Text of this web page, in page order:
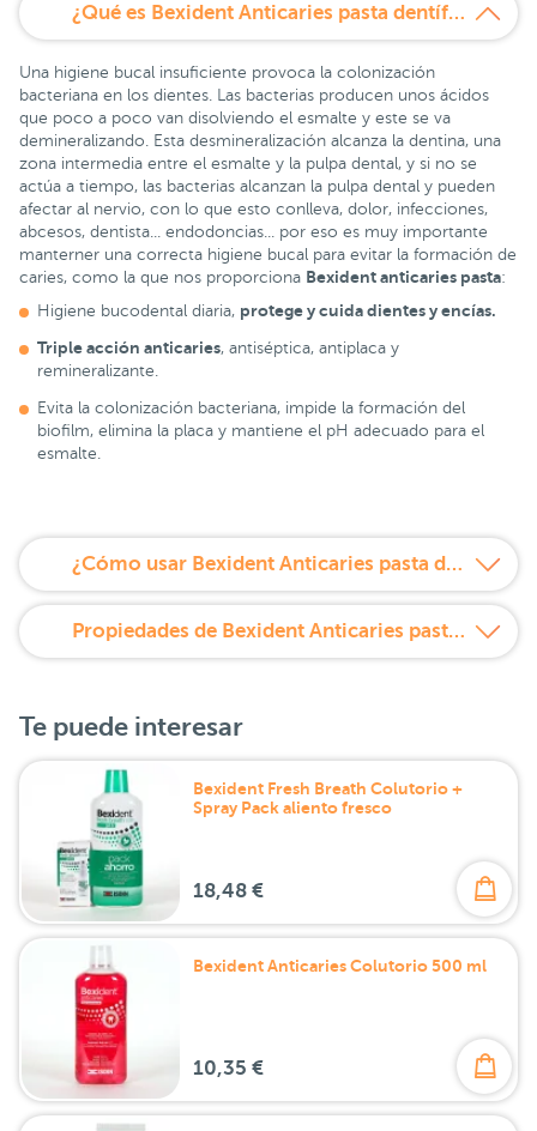
¿Qué es Bexident Anticaries pasta dentífrica 125 ml?
Una higiene bucal insuficiente provoca la colonización
bacteriana en los dientes. Las bacterias producen unos ácidos
que poco a poco van disolviendo el esmalte y este se va
demineralizando. Esta desmineralización alcanza la dentina, una
zona intermedia entre el esmalte y la pulpa dental, y si no se
actúa a tiempo, las bacterias alcanzan la pulpa dental y pueden
afectar al nervio, con lo que esto conlleva, dolor, infecciones,
abcesos, dentista... endodoncias... por eso es muy importante
manterner una correcta higiene bucal para evitar la formación de
caries, como la que nos proporciona Bexident anticaries pasta:
Higiene bucodental diaria, protege y cuida dientes y encías.
Triple acción anticaries, antiséptica, antiplaca y
remineralizante.
Evita la colonización bacteriana, impide la formación del
biofilm, elimina la placa y mantiene el pH adecuado para el
esmalte.
¿Cómo usar Bexident Anticaries pasta dentífrica 125 ml?
Propiedades de Bexident Anticaries pasta dentífrica 125 ml
Te puede interesar
Bexident Fresh Breath Colutorio +
Spray Pack aliento fresco
18,48 €
Bexident Anticaries Colutorio 500 ml
10,35 €